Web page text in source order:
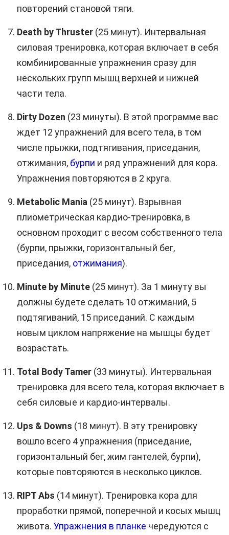
повторений становой тяги.
Death by Thruster (25 минут). Интервальная
силовая тренировка, которая включает в себя
комбинированные упражнения сразу для
нескольких групп мышц верхней и нижней
части тела.
Dirty Dozen (23 минуты). В этой программе вас
ждет 12 упражнений для всего тела, в том
числе прыжки, подтягивания, приседания,
отжимания, бурпи и ряд упражнений для кора.
Упражнения повторяются в 2 круга.
Metabolic Mania (25 минут). Взрывная
плиометрическая кардио-тренировка, в
основном проходит с весом собственного тела
(бурпи, прыжки, горизонтальный бег,
приседания, отжимания).
Minute by Minute (25 минут). За 1 минуту вы
должны будете сделать 10 отжиманий, 5
подтягиваний, 15 приседаний. С каждым
новым циклом напряжение на мышцы будет
возрастать.
Total Body Tamer (33 минуты). Интервальная
тренировка для всего тела, которая включает в
себя силовые и кардио-интервалы.
Ups & Downs (18 минут). В эту тренировку
вошло всего 4 упражнения (приседание,
горизонтальный бег, жим гантелей, бурпи),
которые повторяются в несколько циклов.
RIPT Abs (14 минут). Тренировка кора для
проработки прямой, поперечной и косых мышц
живота. Упражнения в планке чередуются с